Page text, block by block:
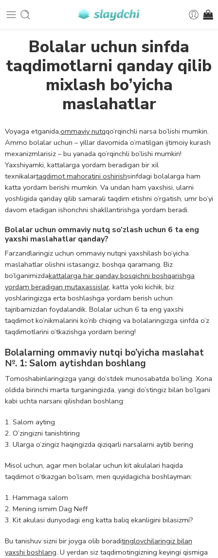
Bolalar uchun sinfda
taqdimotlarni qanday qilib
mixlash bo’yicha
maslahatlar
Voyaga etganida,ommaviy nutqqo’rqinchli narsa bo’lishi mumkin.
Ammo bolalar uchun – yillar davomida o’rnatilgan ijtimoiy kurash
mexanizmlarisiz – bu yanada qo’rqinchli bo’lishi mumkin!
Yaxshiyamki, kattalarga yordam beradigan bir xil
texnikalartaqdimot mahoratini oshirishsinfdagi bolalarga ham
katta yordam berishi mumkin. Va undan ham yaxshisi, ularni
yoshligida qanday qilib samarali taqdim etishni o’rgatish, umr bo’yi
davom etadigan ishonchni shakllantirishga yordam beradi.
Bolalar uchun ommaviy nutq so’zlash uchun 6 ta eng
yaxshi maslahatlar qanday?
Farzandlaringiz uchun ommaviy nutqni yaxshilash bo’yicha
maslahatlar olishni istasangiz, boshqa qaramang. Biz
bo’lganimizdakattalarga har qanday bosqichni boshqarishga
yordam beradigan mutaxassislar, katta yoki kichik, biz
yoshlaringizga erta boshlashga yordam berish uchun
tajribamizdan foydalandik. Bolalar uchun 6 ta eng yaxshi
taqdimot ko’nikmalarini ko’rib chiqing va bolalaringizga sinfda o’z
taqdimotlarini o’tkazishga yordam bering!
Bolalarning ommaviy nutqi bo’yicha maslahat
№. 1: Salom aytishdan boshlang
Tomoshabinlaringizga yangi do’stdek munosabatda bo’ling. Xona
oldida birinchi marta turganingizda, yangi do’stingiz bilan bo’lgani
kabi uchta narsani qilishdan boshlang:
Salom ayting
O’zingizni tanishtiring
Ularga o’zingiz haqingizda qiziqarli narsalarni aytib bering
Misol uchun, agar men bolalar uchun kit akulalari haqida
taqdimot o’tkazgan bo’lsam, men quyidagicha boshlayman:
Hammaga salom
Mening ismim Dag Neff
Kit akulasi dunyodagi eng katta baliq ekanligini bilasizmi?
Bu tanishuv sizni bir joyga olib boraditinglovchilaringiz bilan
yaxshi boshlang. U yerdan siz taqdimotingizning keyingi qismiga